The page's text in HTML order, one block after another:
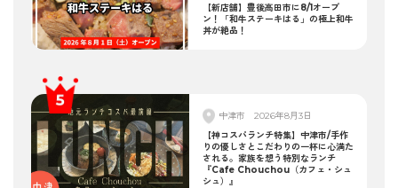
【新店舗】豊後高田市に8/1オープ
ン！「和牛ステーキはる」の極上和牛
丼が絶品！
中津市
2026年8月3日
【神コスパランチ特集】中津市/手作
りの優しさとこだわりの一杯に心満た
される。家族を想う特別なランチ
『Cafe Chouchou（カフェ・シュ
シュ）』